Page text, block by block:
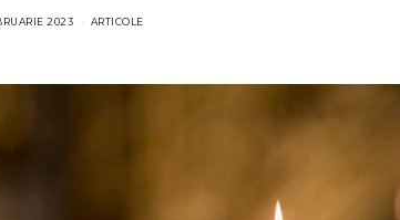
2023
U
ARTICOLE